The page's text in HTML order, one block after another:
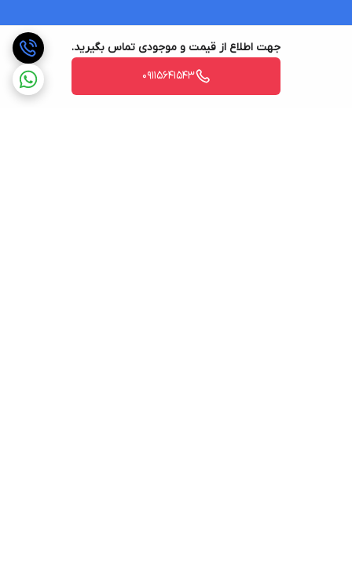
جهت اطلاع از قیمت و موجودی تماس بگیرید.
09115641543